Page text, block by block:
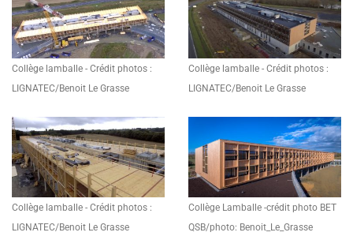
Collège lamballe - Crédit photos :
LIGNATEC/Benoit Le Grasse
Collège lamballe - Crédit photos :
LIGNATEC/Benoit Le Grasse
Collège lamballe - Crédit photos :
LIGNATEC/Benoit Le Grasse
Collège Lamballe -crédit photo BET
QSB/photo: Benoit_Le_Grasse